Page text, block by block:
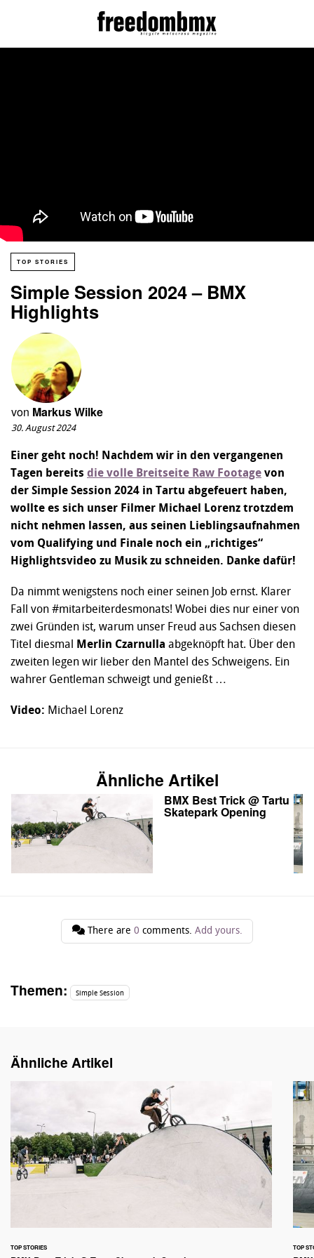
TOP STORIES
Simple Session 2024 – BMX
Highlights
von Markus Wilke
30. August 2024
Einer geht noch! Nachdem wir in den vergangenen
Tagen bereits die volle Breitseite Raw Footage von
der Simple Session 2024 in Tartu abgefeuert haben,
wollte es sich unser Filmer Michael Lorenz trotzdem
nicht nehmen lassen, aus seinen Lieblingsaufnahmen
vom Qualifying und Finale noch ein „richtiges“
Highlightsvideo zu Musik zu schneiden. Danke dafür!
Da nimmt wenigstens noch einer seinen Job ernst. Klarer
Fall von #mitarbeiterdesmonats! Wobei dies nur einer von
zwei Gründen ist, warum unser Freud aus Sachsen diesen
Titel diesmal Merlin Czarnulla abgeknöpft hat. Über den
zweiten legen wir lieber den Mantel des Schweigens. Ein
wahrer Gentleman schweigt und genießt …
Video: Michael Lorenz
Ähnliche Artikel
BMX Best Trick @ Tartu
Skatepark Opening
There are 0 comments. Add yours.
Themen: Simple Session
Ähnliche Artikel
TOP STORIES TOP